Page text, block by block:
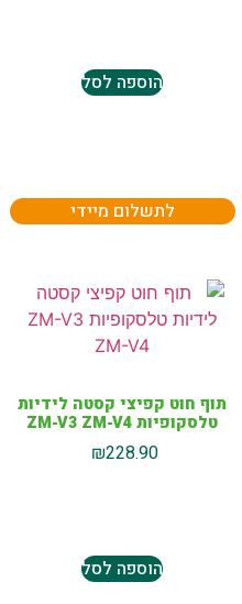
הוספה לסל
לתשלום מיידי
תוף חוט קפיצי קסטה לידיות
טלסקופיות ZM-V3 ZM-V4
₪228.90
הוספה לסל